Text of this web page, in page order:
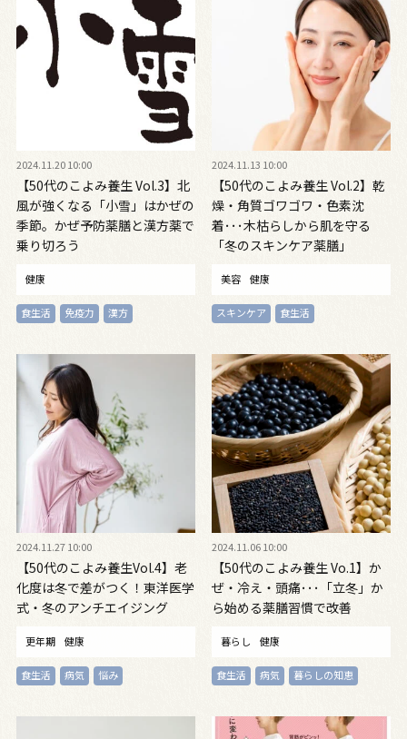
2024.11.20 10:00
【50代のこよみ養生 Vol.3】北
風が強くなる「小雪」はかぜの
季節。かぜ予防薬膳と漢方薬で
乗り切ろう
健康
食生活 免疫力 漢方
2024.11.13 10:00
【50代のこよみ養生 Vol.2】乾
燥・角質ゴワゴワ・色素沈
着･･･木枯らしから肌を守る
「冬のスキンケア薬膳」
美容 健康
スキンケア 食生活
2024.11.27 10:00
【50代のこよみ養生Vol.4】老
化度は冬で差がつく！東洋医学
式・冬のアンチエイジング
更年期 健康
食生活 病気 悩み
2024.11.06 10:00
【50代のこよみ養生 Vo.1】か
ぜ・冷え・頭痛･･･「立冬」か
ら始める薬膳習慣で改善
暮らし 健康
食生活 病気 暮らしの知恵